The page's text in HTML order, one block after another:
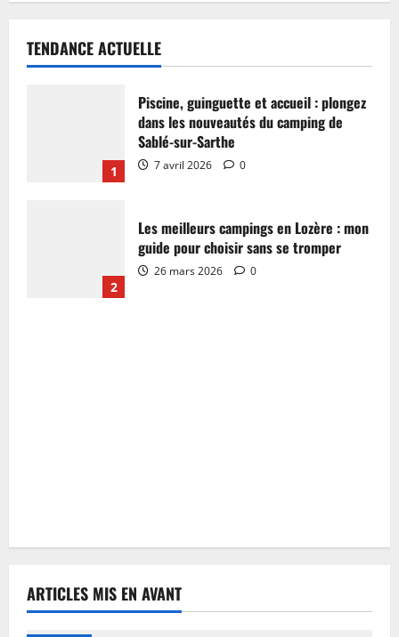
TENDANCE ACTUELLE
1
Piscine, guinguette et accueil : plongez
dans les nouveautés du camping de
Sablé-sur-Sarthe
7 avril 2026 0
2
Les meilleurs campings en Lozère : mon
guide pour choisir sans se tromper
26 mars 2026 0
ARTICLES MIS EN AVANT